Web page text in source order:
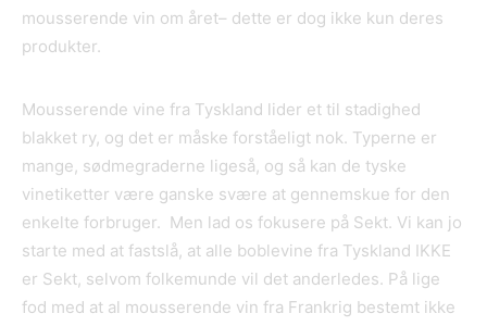
mousserende vin om året– dette er dog ikke kun deres
produkter.
Mousserende vine fra Tyskland lider et til stadighed
blakket ry, og det er måske forståeligt nok. Typerne er
mange, sødmegraderne ligeså, og så kan de tyske
vinetiketter være ganske svære at gennemskue for den
enkelte forbruger. Men lad os fokusere på Sekt. Vi kan jo
starte med at fastslå, at alle boblevine fra Tyskland IKKE
er Sekt, selvom folkemunde vil det anderledes. På lige
fod med at al mousserende vin fra Frankrig bestemt ikke